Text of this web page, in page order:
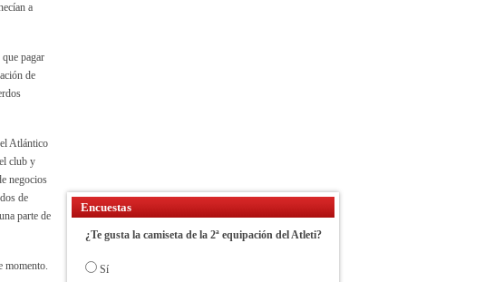
a
pagar
de
Atlántico
club y
negocios
de
parte de
momento.
Encuestas
¿Te gusta la camiseta de la 2ª equipación del Atleti?
Sí